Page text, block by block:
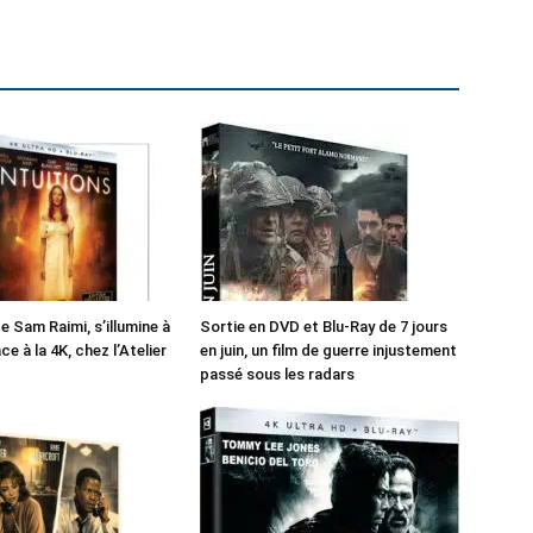
Sam Raimi, s’illumine à
à la 4K, chez l’Atelier
Sortie en DVD et Blu-Ray de 7 jours
en juin, un film de guerre injustement
passé sous les radars